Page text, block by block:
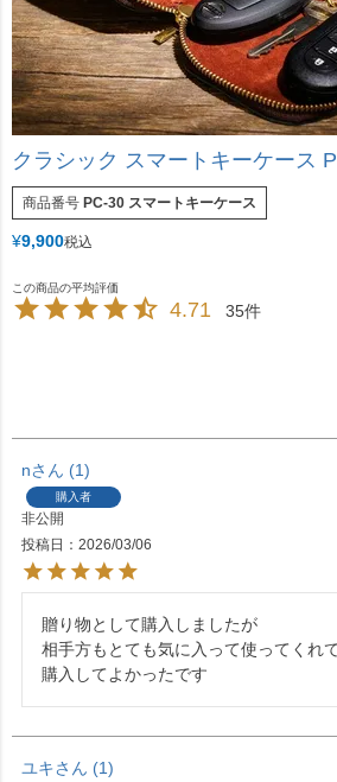
クラシック スマートキーケース
商品番号 PC-30 スマートキーケース
¥9,900税込
4.71 35
n 1
購入者
非公開
投稿日
2026/03/06
贈り物として購入しましたが
相手方もとても気に入って使ってくれ
購入してよかったです
ユキ 1